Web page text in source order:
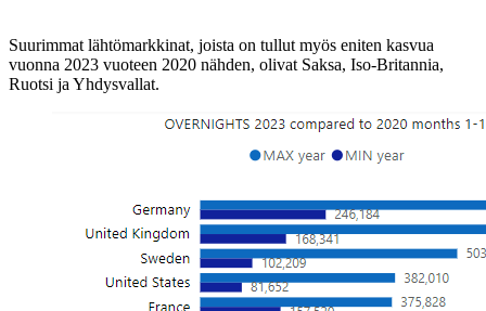
Suurimmat lähtömarkkinat, joista on tullut myös eniten kasvua
vuonna 2023 vuoteen 2020 nähden, olivat Saksa, Iso-Britannia,
Ruotsi ja Yhdysvallat.